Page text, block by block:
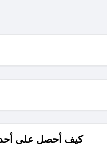
كيف أحصل على